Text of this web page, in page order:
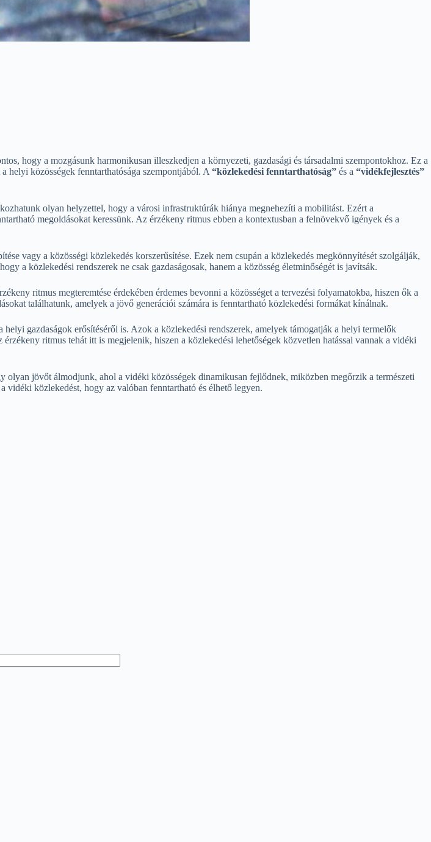
hogy a mozgásunk harmonikusan illeszkedjen a környezeti, gazdasági és társadalmi szempontokhoz. Ez a
helyi közösségek fenntarthatósága szempontjából. A “közlekedési fenntarthatóság” és a “vidékfejlesztés”
olyan helyzettel, hogy a városi infrastruktúrák hiánya megnehezíti a mobilitást. Ezért a
megoldásokat keressünk. Az érzékeny ritmus ebben a kontextusban a felnövekvő igények és a
vagy a közösségi közlekedés korszerűsítése. Ezek nem csupán a közlekedés megkönnyítését szolgálják,
a közlekedési rendszerek ne csak gazdaságosak, hanem a közösség életminőségét is javítsák.
ritmus megteremtése érdekében érdemes bevonni a közösséget a tervezési folyamatokba, hiszen ők a
találhatunk, amelyek a jövő generációi számára is fenntartható közlekedési formákat kínálnak.
gazdaságok erősítéséről is. Azok a közlekedési rendszerek, amelyek támogatják a helyi termelők
ritmus tehát itt is megjelenik, hiszen a közlekedési lehetőségek közvetlen hatással vannak a vidéki
olyan jövőt álmodjunk, ahol a vidéki közösségek dinamikusan fejlődnek, miközben megőrzik a természeti
közlekedést, hogy az valóban fenntartható és élhető legyen.